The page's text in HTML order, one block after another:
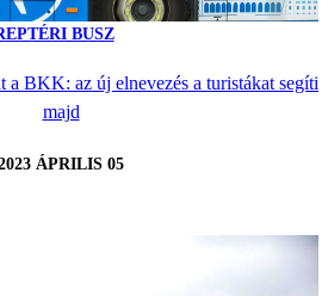
BUSZ
a BKK: az új elnevezés a turistákat segíti
majd
ÁPRILIS 05